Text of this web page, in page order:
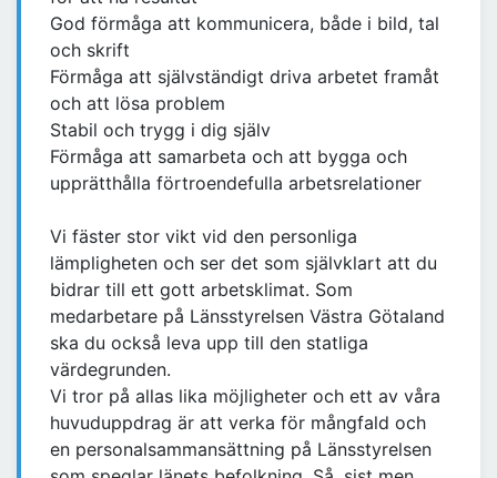
God förmåga att kommunicera, både i bild, tal
och skrift
Förmåga att självständigt driva arbetet framåt
och att lösa problem
Stabil och trygg i dig själv
Förmåga att samarbeta och att bygga och
upprätthålla förtroendefulla arbetsrelationer
Vi fäster stor vikt vid den personliga
lämpligheten och ser det som självklart att du
bidrar till ett gott arbetsklimat. Som
medarbetare på Länsstyrelsen Västra Götaland
ska du också leva upp till den statliga
värdegrunden.
Vi tror på allas lika möjligheter och ett av våra
huvuduppdrag är att verka för mångfald och
en personalsammansättning på Länsstyrelsen